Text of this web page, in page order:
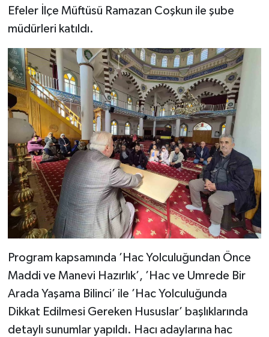
Efeler İlçe Müftüsü Ramazan Coşkun ile şube
müdürleri katıldı.
Program kapsamında ’Hac Yolculuğundan Önce
Maddi ve Manevi Hazırlık’, ’Hac ve Umrede Bir
Arada Yaşama Bilinci’ ile ’Hac Yolculuğunda
Dikkat Edilmesi Gereken Hususlar’ başlıklarında
detaylı sunumlar yapıldı. Hacı adaylarına hac